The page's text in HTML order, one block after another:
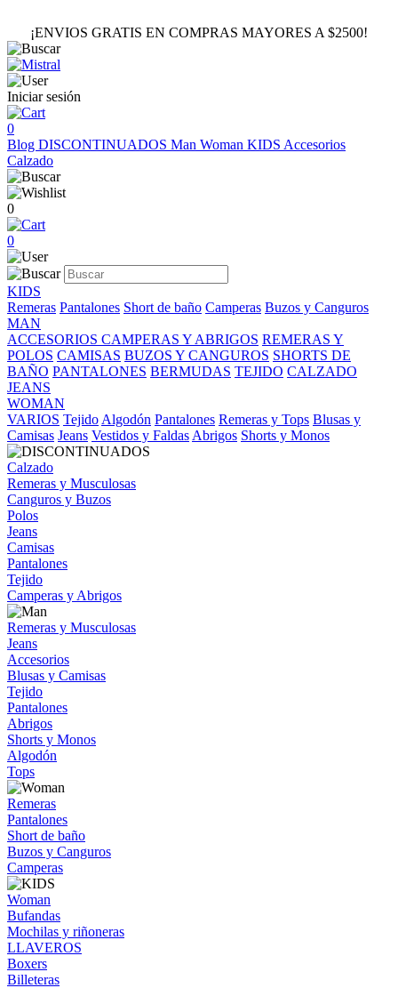
¡ENVIOS GRATIS EN COMPRAS MAYORES A $2500!
Iniciar sesión
0
Blog DISCONTINUADOS Man Woman KIDS Accesorios
Calzado
0
0
KIDS
Remeras Pantalones Short de baño Camperas Buzos y Canguros
MAN
ACCESORIOS CAMPERAS Y ABRIGOS REMERAS Y
POLOS CAMISAS BUZOS Y CANGUROS SHORTS DE
BAÑO PANTALONES BERMUDAS TEJIDO CALZADO
JEANS
WOMAN
VARIOS Tejido Algodón Pantalones Remeras y Tops Blusas y
Camisas Jeans Vestidos y Faldas Abrigos Shorts y Monos
Calzado
Remeras y Musculosas
Canguros y Buzos
Polos
Jeans
Camisas
Pantalones
Tejido
Camperas y Abrigos
Remeras y Musculosas
Jeans
Accesorios
Blusas y Camisas
Tejido
Pantalones
Abrigos
Shorts y Monos
Algodón
Tops
Remeras
Pantalones
Short de baño
Buzos y Canguros
Camperas
Woman
Bufandas
Mochilas y riñoneras
LLAVEROS
Boxers
Billeteras